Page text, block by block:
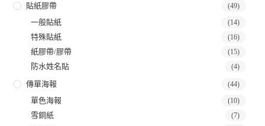
貼紙膠帶 (49)
一般貼紙 (14)
特殊貼紙 (16)
紙膠帶/膠帶 (15)
防水姓名貼 (4)
傳單海報 (44)
單色海報 (10)
雪銅紙 (7)